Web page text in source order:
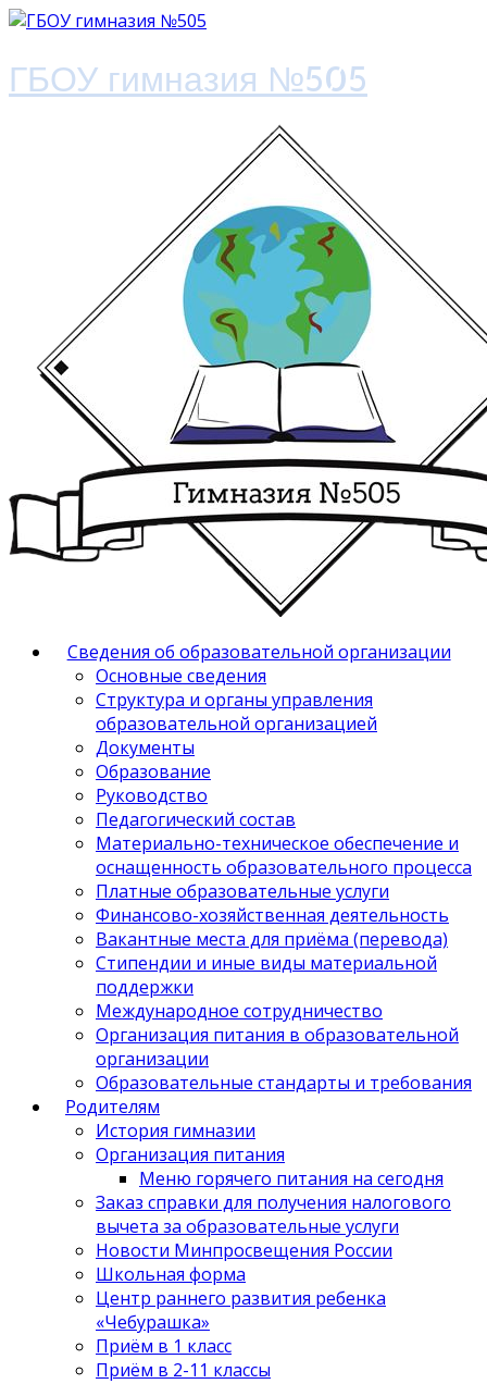
ГБОУ гимназия №505
Сведения об образовательной организации
Основные сведения
Структура и органы управления
образовательной организацией
Документы
Образование
Руководство
Педагогический состав
Материально-техническое обеспечение и
оснащенность образовательного процесса
Платные образовательные услуги
Финансово-хозяйственная деятельность
Вакантные места для приёма (перевода)
Стипендии и иные виды материальной
поддержки
Международное сотрудничество
Организация питания в образовательной
организации
Образовательные стандарты и требования
Родителям
История гимназии
Организация питания
Меню горячего питания на сегодня
Заказ справки для получения налогового
вычета за образовательные услуги
Новости Минпросвещения России
Школьная форма
Центр раннего развития ребенка
«Чебурашка»
Приём в 1 класс
Приём в 2-11 классы